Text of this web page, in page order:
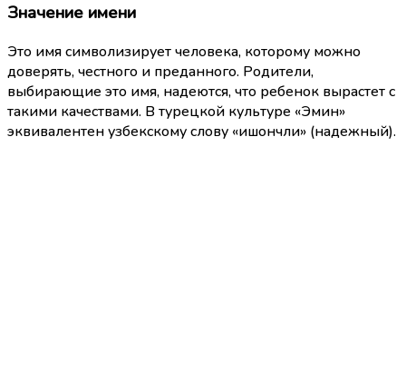
Значение имени
Это имя символизирует человека, которому можно
доверять, честного и преданного. Родители,
выбирающие это имя, надеются, что ребенок вырастет с
такими качествами. В турецкой культуре «Эмин»
эквивалентен узбекскому слову «ишончли» (надежный).